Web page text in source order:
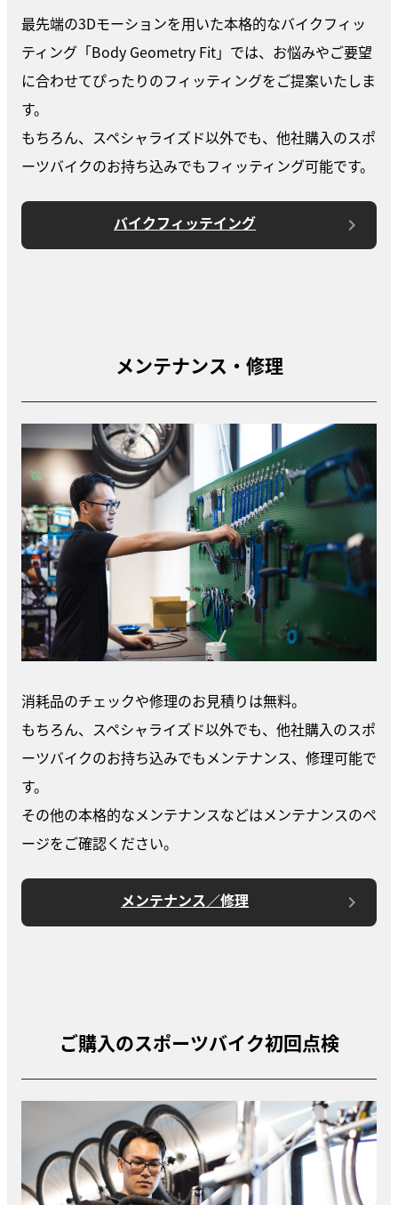
最先端の3Dモーションを用いた本格的なバイクフィッ
ティング「Body Geometry Fit」では、お悩みやご要望
に合わせてぴったりのフィッティングをご提案いたしま
す。
もちろん、スペシャライズド以外でも、他社購入のスポ
ーツバイクのお持ち込みでもフィッティング可能です。
バイクフィッテイング
メンテナンス・修理
消耗品のチェックや修理のお見積りは無料。
もちろん、スペシャライズド以外でも、他社購入のスポ
ーツバイクのお持ち込みでもメンテナンス、修理可能で
す。
その他の本格的なメンテナンスなどはメンテナンスのペ
ージをご確認ください。
メンテナンス／修理
ご購入のスポーツバイク初回点検